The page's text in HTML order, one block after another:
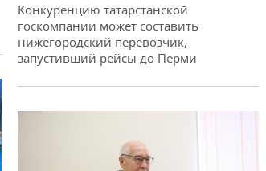
Конкуренцию татарстанской
госкомпании может составить
нижегородский перевозчик,
запустивший рейсы до Перми